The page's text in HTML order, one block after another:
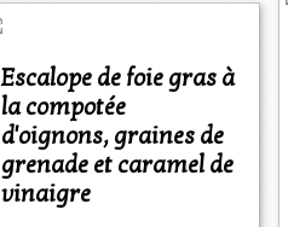
Escalope de foie gras à
la compotée
d'oignons, graines de
grenade et caramel de
vinaigre